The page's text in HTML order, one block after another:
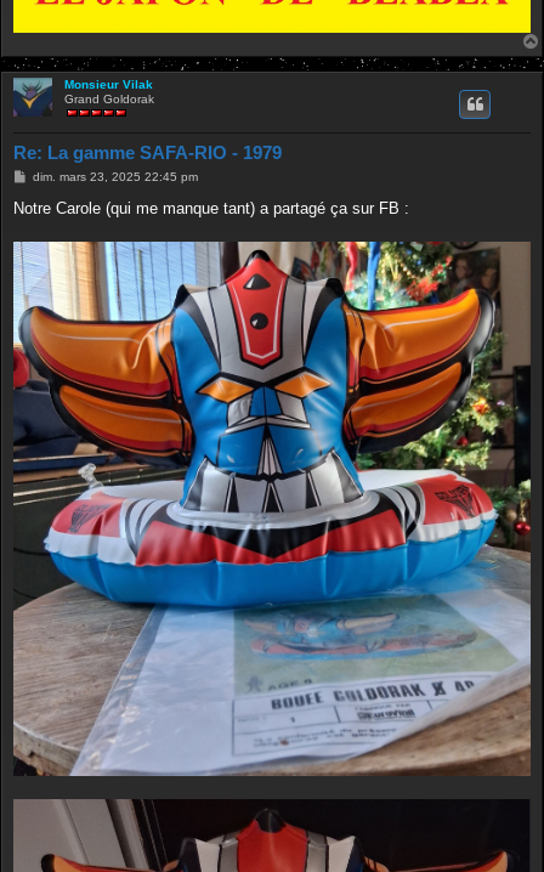
Monsieur Vilak
Grand Goldorak
Re: La gamme SAFA-RIO - 1979
M
s
g
e
dim. mars 23, 2025 22:45 pm
Notre Carole (qui me manque tant) a partagé ça sur FB :